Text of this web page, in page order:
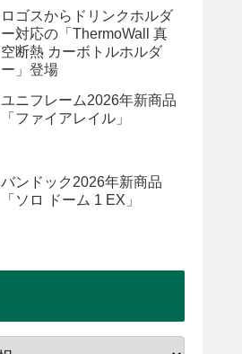
ロゴスからドリンクホルダ
ー対応の「ThermoWall 真
空断熱 カーボトルホルダ
ー」登場
ユニフレーム2026年新商品
「ファイアレイル」
バンドック2026年新商品
「ソロ ドーム 1 EX」